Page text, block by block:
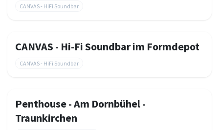
CANVAS - HiFi Soundbar
CANVAS - Hi-Fi Soundbar im Formdepot
CANVAS - HiFi Soundbar
Penthouse - Am Dornbühel -
Traunkirchen